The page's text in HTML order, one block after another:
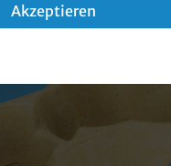
Akzeptieren